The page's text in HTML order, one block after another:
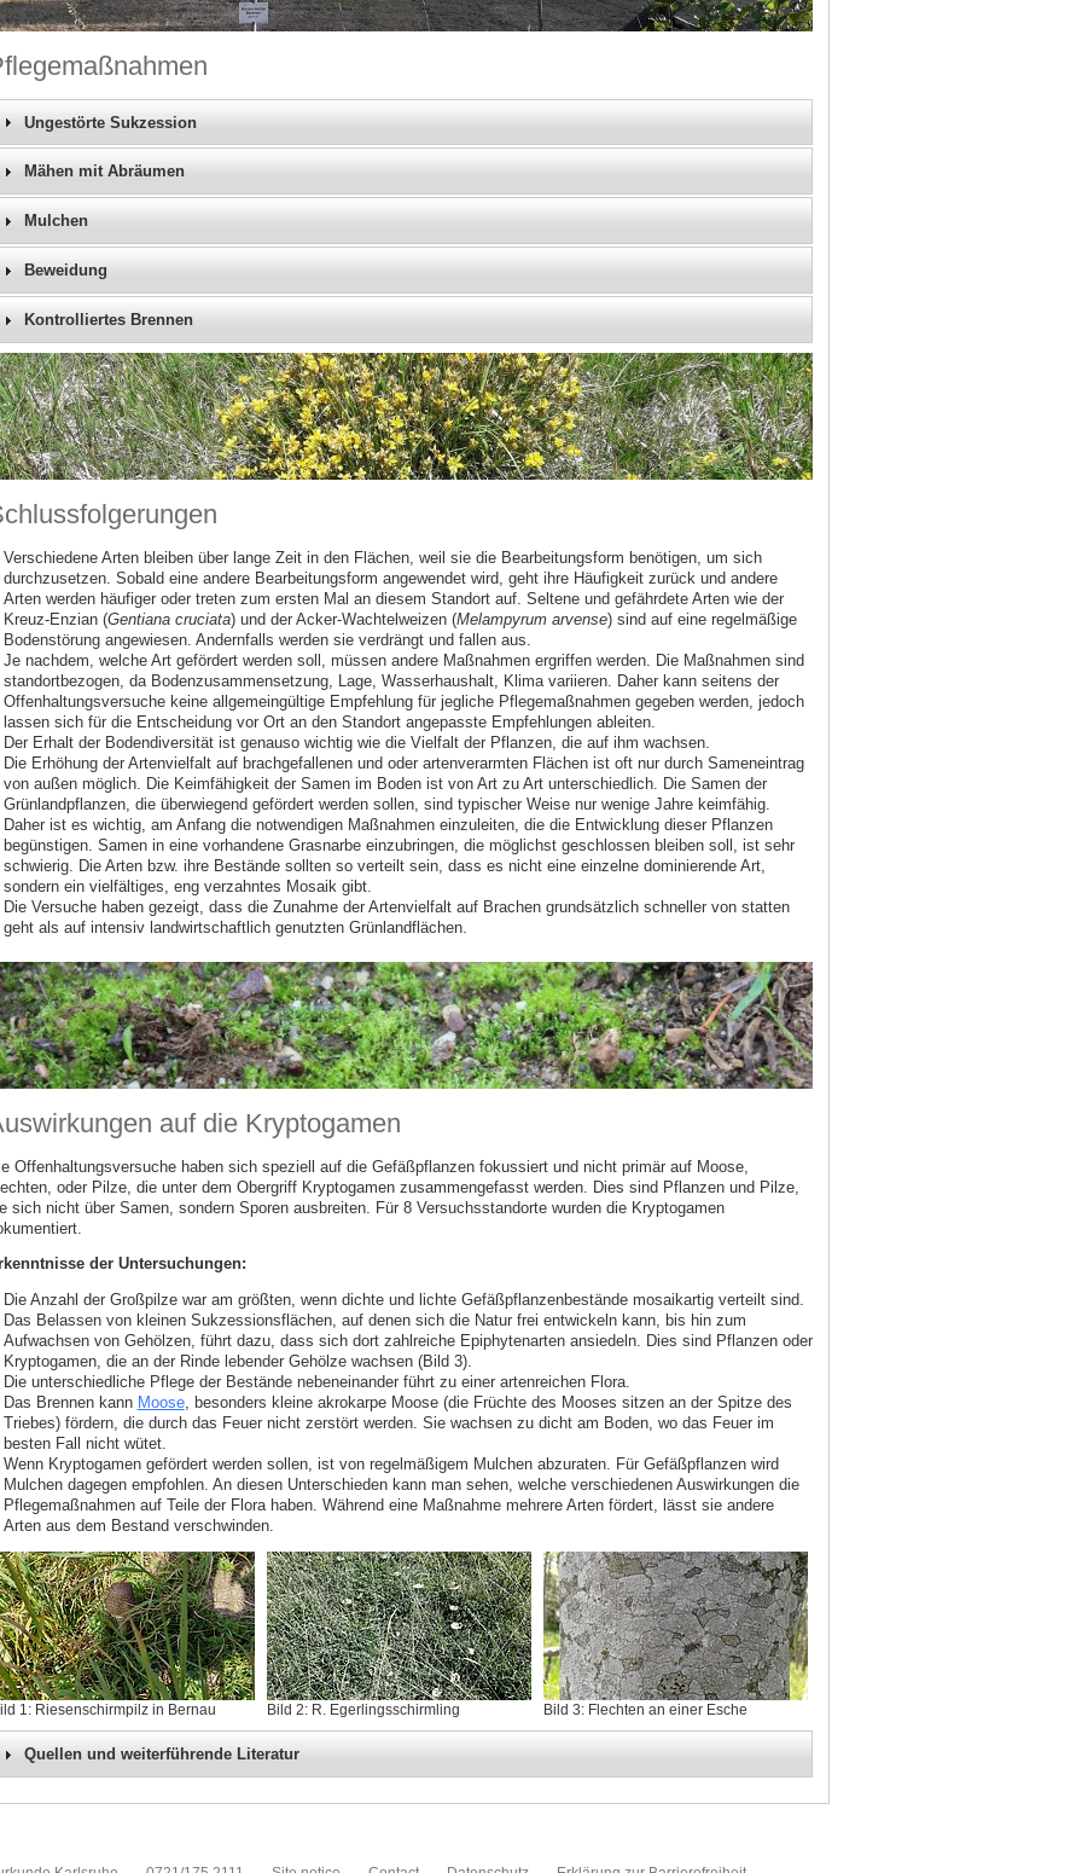
Ungestörte Sukzession
Mähen mit Abräumen
Mulchen
Beweidung
Kontrolliertes Brennen
Verschiedene Arten bleiben über lange Zeit in den Flächen, weil sie die Bearbeitungsform benötigen, um sich
durchzusetzen. Sobald eine andere Bearbeitungsform angewendet wird, geht ihre Häufigkeit zurück und andere
Arten werden häufiger oder treten zum ersten Mal an diesem Standort auf. Seltene und gefährdete Arten wie der
Kreuz‑Enzian (Gentiana cruciata) und der Acker-Wachtelweizen (Melampyrum arvense) sind auf eine regelmäßige
Bodenstörung angewiesen. Andernfalls werden sie verdrängt und fallen aus.
Je nachdem, welche Art gefördert werden soll, müssen andere Maßnahmen ergriffen werden. Die Maßnahmen sind
standortbezogen, da Bodenzusammensetzung, Lage, Wasserhaushalt, Klima variieren. Daher kann seitens der
Offenhaltungsversuche keine allgemeingültige Empfehlung für jegliche Pflegemaßnahmen gegeben werden, jedoch
lassen sich für die Entscheidung vor Ort an den Standort angepasste Empfehlungen ableiten.
Der Erhalt der Bodendiversität ist genauso wichtig wie die Vielfalt der Pflanzen, die auf ihm wachsen.
Die Erhöhung der Artenvielfalt auf brachgefallenen und oder artenverarmten Flächen ist oft nur durch Sameneintrag
von außen möglich. Die Keimfähigkeit der Samen im Boden ist von Art zu Art unterschiedlich. Die Samen der
Grünlandpflanzen, die überwiegend gefördert werden sollen, sind typischer Weise nur wenige Jahre keimfähig.
Daher ist es wichtig, am Anfang die notwendigen Maßnahmen einzuleiten, die die Entwicklung dieser Pflanzen
begünstigen. Samen in eine vorhandene Grasnarbe einzubringen, die möglichst geschlossen bleiben soll, ist sehr
schwierig. Die Arten bzw. ihre Bestände sollten so verteilt sein, dass es nicht eine einzelne dominierende Art,
sondern ein vielfältiges, eng verzahntes Mosaik gibt.
Die Versuche haben gezeigt, dass die Zunahme der Artenvielfalt auf Brachen grundsätzlich schneller von statten
geht als auf intensiv landwirtschaftlich genutzten Grünlandflächen.
auf die Kryptogamen
Offenhaltungsversuche haben sich speziell auf die Gefäßpflanzen fokussiert und nicht primär auf Moose,
oder Pilze, die unter dem Obergriff Kryptogamen zusammengefasst werden. Dies sind Pflanzen und Pilze,
sich nicht über Samen, sondern Sporen ausbreiten. Für 8 Versuchsstandorte wurden die Kryptogamen
der Untersuchungen:
Die Anzahl der Großpilze war am größten, wenn dichte und lichte Gefäßpflanzenbestände mosaikartig verteilt sind.
Das Belassen von kleinen Sukzessionsflächen, auf denen sich die Natur frei entwickeln kann, bis hin zum
Aufwachsen von Gehölzen, führt dazu, dass sich dort zahlreiche Epiphytenarten ansiedeln. Dies sind Pflanzen oder
Kryptogamen, die an der Rinde lebender Gehölze wachsen (Bild 3).
Die unterschiedliche Pflege der Bestände nebeneinander führt zu einer artenreichen Flora.
Das Brennen kann Moose, besonders kleine akrokarpe Moose (die Früchte des Mooses sitzen an der Spitze des
Triebes) fördern, die durch das Feuer nicht zerstört werden. Sie wachsen zu dicht am Boden, wo das Feuer im
besten Fall nicht wütet.
Wenn Kryptogamen gefördert werden sollen, ist von regelmäßigem Mulchen abzuraten. Für Gefäßpflanzen wird
Mulchen dagegen empfohlen. An diesen Unterschieden kann man sehen, welche verschiedenen Auswirkungen die
Pflegemaßnahmen auf Teile der Flora haben. Während eine Maßnahme mehrere Arten fördert, lässt sie andere
Arten aus dem Bestand verschwinden.
1: Riesenschirmpilz in Bernau Bild 2: R. Egerlingsschirmling Bild 3: Flechten an einer Esche
Quellen und weiterführende Literatur